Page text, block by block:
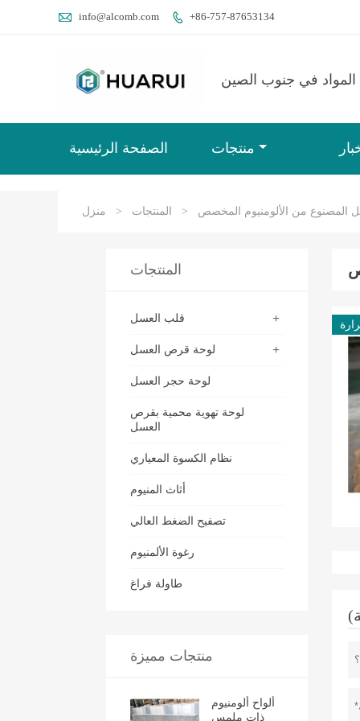
 info@alcomb.com  +86-757-87653134
في جنوب الصين
الصفحة الرئيسية منتجات
منزل > المنتجات > المصنوع من الألومنيوم المخصص
المنتجات
+ قلب العسل
+ لوحة قرص العسل
لوحة حجر العسل
لوحة تهوية محمية بقرص
العسل
نظام الكسوة المعياري
أثاث المنيوم
تصفيح الضغط العالي
رغوة الألمنيوم
طاولة فراغ
منتجات مميزة
ألواح ألومنيوم
ذات ملمس